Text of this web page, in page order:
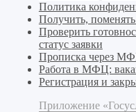
Политика
Получить,
Проверить
статус заявки
Прописка через
Работа в МФЦ:
Регистрация и
Приложение